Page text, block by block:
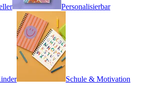
Personalisierbar
Schule & Motivation